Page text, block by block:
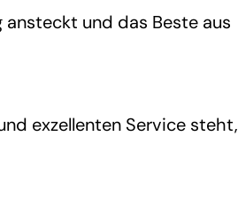
und das Beste aus
exzellenten Service steht,